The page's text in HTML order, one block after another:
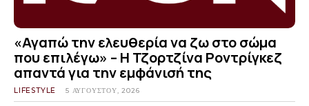
«Αγαπώ την ελευθερία να ζω στο σώμα
που επιλέγω» – Η Τζορτζίνα Ροντρίγκεζ
απαντά για την εμφάνισή της
LIFESTYLE 5 ΑΥΓΟΎΣΤΟΥ, 2026